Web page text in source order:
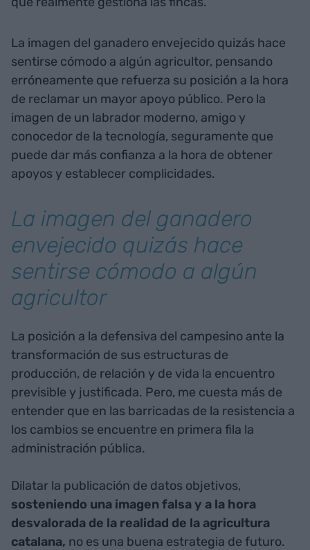
La imagen del ganadero envejecido quizás hace
sentirse cómodo a algún agricultor, pensando
erróneamente que refuerza su posición a la hora
de reclamar un mayor apoyo público. Pero la
imagen de un labrador moderno, amigo y
conocedor de la tecnología, seguramente que
puede dar más confianza a la hora de obtener
apoyos y establecer complicidades.
La imagen del ganadero
envejecido quizás hace
sentirse cómodo a algún
agricultor
La posición a la defensiva del campesino ante la
transformación de sus estructuras de
producción, de relación y de vida la encuentro
previsible y justificada. Pero, me cuesta más de
entender que en las barricadas de la resistencia a
los cambios se encuentre en primera fila la
administración pública.
Dilatar la publicación de datos objetivos,
sosteniendo una imagen falsa y a la hora
desvalorada de la realidad de la agricultura
catalana, no es una buena estrategia de futuro.